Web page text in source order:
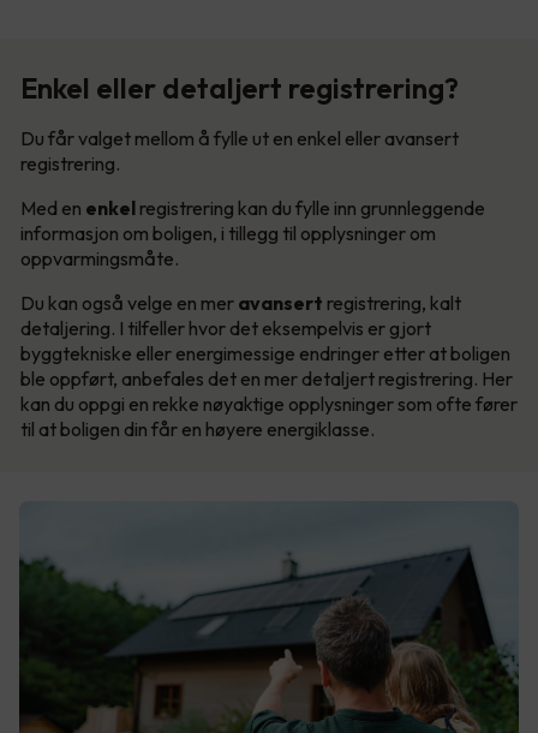
Enkel eller detaljert registrering?
Du får valget mellom å fylle ut en enkel eller avansert
registrering.
Med en enkel registrering kan du fylle inn grunnleggende
informasjon om boligen, i tillegg til opplysninger om
oppvarmingsmåte.
Du kan også velge en mer avansert registrering, kalt
detaljering. I tilfeller hvor det eksempelvis er gjort
byggtekniske eller energimessige endringer etter at boligen
ble oppført, anbefales det en mer detaljert registrering. Her
kan du oppgi en rekke nøyaktige opplysninger som ofte fører
til at boligen din får en høyere energiklasse.